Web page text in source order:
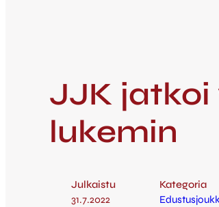
JJK
lukemin
Julkaistu
31.7.2022
Kategoria